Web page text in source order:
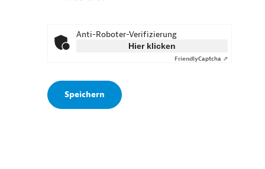
Anti-Roboter-Verifizierung
Hier klicken
FriendlyCaptcha ⇗